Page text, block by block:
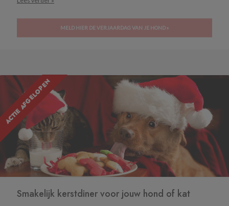
MELD HIER DE VERJAARDAG VAN JE HOND »
ACTIE AFGELOPEN
Smakelijk kerstdiner voor jouw hond of kat